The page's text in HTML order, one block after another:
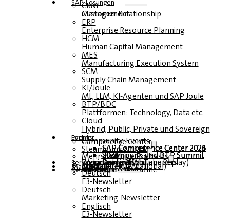
SAP-Lösungen
CRM
Customer Relationship Management
ERP
Enterprise Resource Planning
HCM
Human Capital Management
MES
Manufacturing Execution System
SCM
Supply Chain Management
KI/Joule
ML, LLM, KI-Agenten und SAP Joule
BTP/BDC
Plattformen: Technology, Data etc.
Cloud
Hybrid, Public, Private und Sovereign
Partner
EventsCommunity-Events
Competence Center
SAP Competence Center 2026
SAP Competence Center 2025
SAP Competence Center 2024
SAP Competence Center 2023
Steampunk & BTP
Steampunk und BTP Summit 2026
Steampunk und BTP Summit 2025
Steampunk und BTP Summit 2024
Mehrsprachige Podcasts
Deutsch
Englisch
Spanisch
Französisch
Roundtables (YouTube Replay)
Webinare und Whitepapers
Service
Formulare
Kontakt
Mediadaten DACH
Media Kit (International)
Magazin
hier abonnieren
für Abonnenten
kostenfreie Magazine
Newsletter
Deutsch
E3-Newsletter
Deutsch
Marketing-Newsletter
Englisch
E3-Newsletter